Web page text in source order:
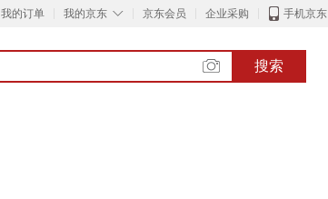
我的订单 ◇
我的京东 京东会员 企业采购 手机京东
搜索